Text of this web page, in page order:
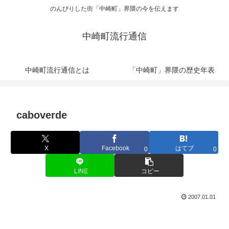
のんびりした街「中崎町」界隈の今を伝えます
中崎町流行通信
中崎町流行通信とは 「中崎町」界隈の歴史年表
caboverde
X Facebook 0 はてブ 0
LINE コピー
2007.01.01